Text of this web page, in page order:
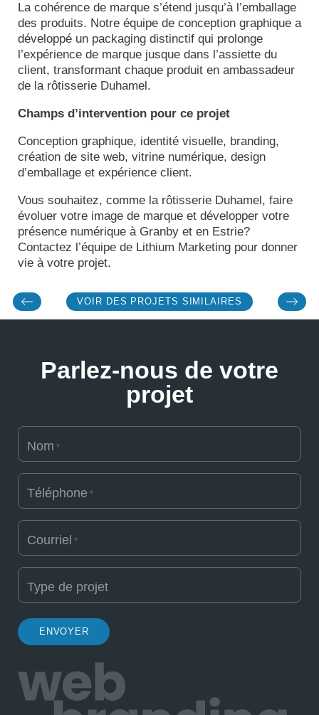
La cohérence de marque s’étend jusqu’à l’emballage
des produits. Notre équipe de conception graphique a
développé un packaging distinctif qui prolonge
l’expérience de marque jusque dans l’assiette du
client, transformant chaque produit en ambassadeur
de la rôtisserie Duhamel.
Champs d’intervention pour ce projet
Conception graphique, identité visuelle, branding,
création de site web, vitrine numérique, design
d’emballage et expérience client.
Vous souhaitez, comme la rôtisserie Duhamel, faire
évoluer votre image de marque et développer votre
présence numérique à Granby et en Estrie?
Contactez l’équipe de Lithium Marketing pour donner
vie à votre projet.
VOIR DES PROJETS SIMILAIRES
Parlez-nous de votre
projet
Nom *
Téléphone *
Courriel *
Type de projet